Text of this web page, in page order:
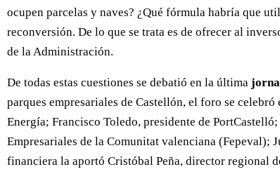
ocupen parcelas y naves? ¿Qué fórmula habría que
reconversión. De lo que se trata es de ofrecer al
de la Administración.
De todas estas cuestiones se debatió en la última
parques empresariales de Castellón, el foro se
Energía; Francisco Toledo, presidente de
Empresariales de la Comunitat valenciana (Fepeval);
financiera la aportó Cristóbal Peña, director regional